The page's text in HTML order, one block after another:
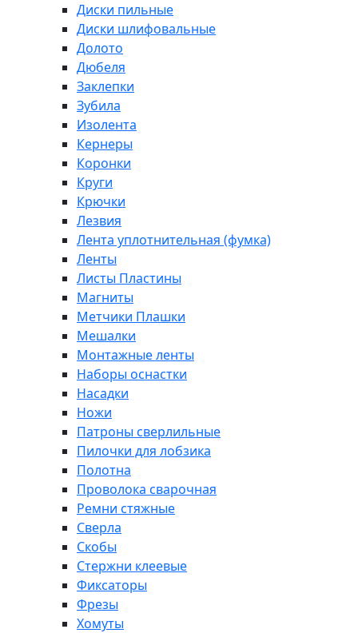
Диски пильные
Диски шлифовальные
Долото
Дюбеля
Заклепки
Зубила
Изолента
Кернеры
Коронки
Круги
Крючки
Лезвия
Лента уплотнительная (фумка)
Ленты
Листы Пластины
Магниты
Метчики Плашки
Мешалки
Монтажные ленты
Наборы оснастки
Насадки
Ножи
Патроны сверлильные
Пилочки для лобзика
Полотна
Проволока сварочная
Ремни стяжные
Сверла
Скобы
Стержни клеевые
Фиксаторы
Фрезы
Хомуты